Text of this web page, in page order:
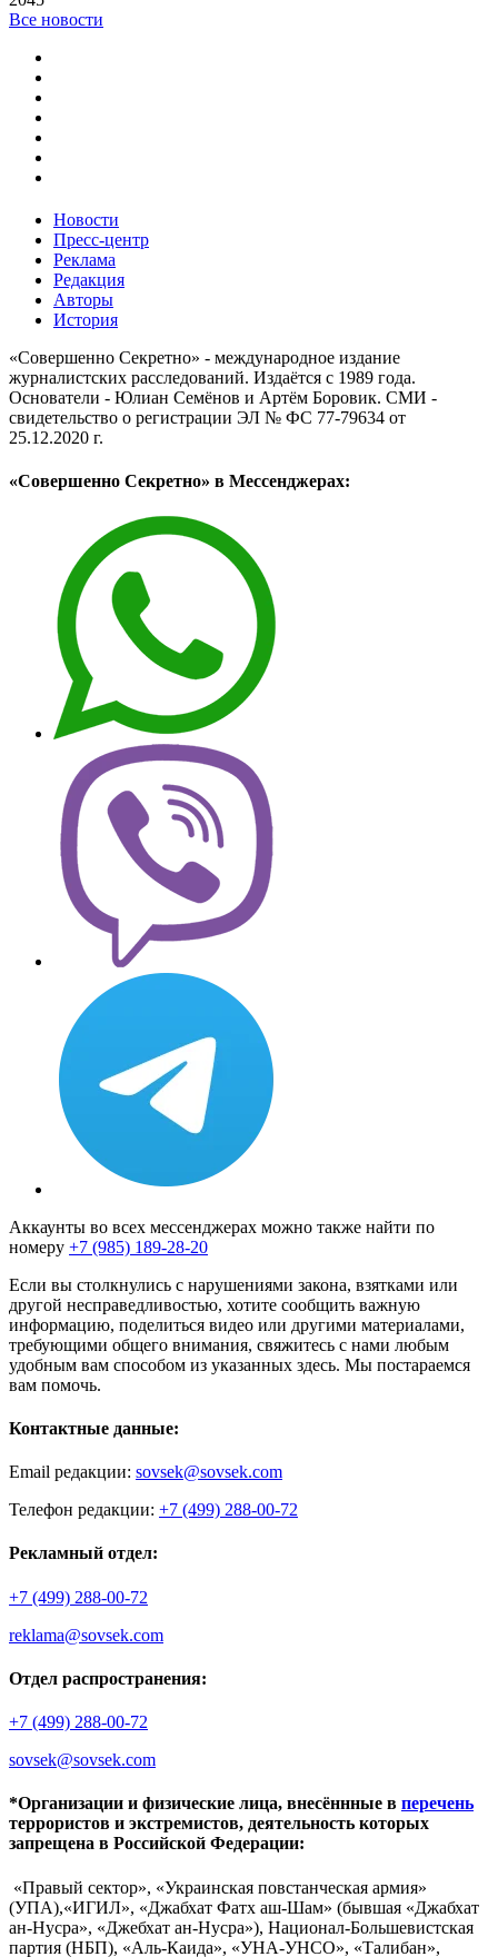
Все новости
Новости
Пресс-центр
Реклама
Редакция
Авторы
История
«Совершенно Секретно» - международное издание
журналистских расследований. Издаётся с 1989 года.
Основатели - Юлиан Семёнов и Артём Боровик. CМИ -
свидетельство о регистрации ЭЛ № ФС 77-79634 от
25.12.2020 г.
«Совершенно Секретно» в Мессенджерах:
Аккаунты во всех мессенджерах можно также найти по
номеру +7 (985) 189-28-20
Если вы столкнулись с нарушениями закона, взятками или
другой несправедливостью, хотите сообщить важную
информацию, поделиться видео или другими материалами,
требующими общего внимания, свяжитесь с нами любым
удобным вам способом из указанных здесь. Мы постараемся
вам помочь.
Контактные данные:
Email редакции: sovsek@sovsek.com
Телефон редакции: +7 (499) 288-00-72
Рекламный отдел:
+7 (499) 288-00-72
reklama@sovsek.com
Отдел распространения:
+7 (499) 288-00-72
sovsek@sovsek.com
*Организации и физические лица, внесённные в перечень
террористов и экстремистов, деятельность которых
запрещена в Российской Федерации:
«Правый сектор», «Украинская повстанческая армия»
(УПА),«ИГИЛ», «Джабхат Фатх аш-Шам» (бывшая «Джабхат
ан-Нусра», «Джебхат ан-Нусра»), Национал-Большевистская
партия (НБП), «Аль-Каида», «УНА-УНСО», «Талибан»,